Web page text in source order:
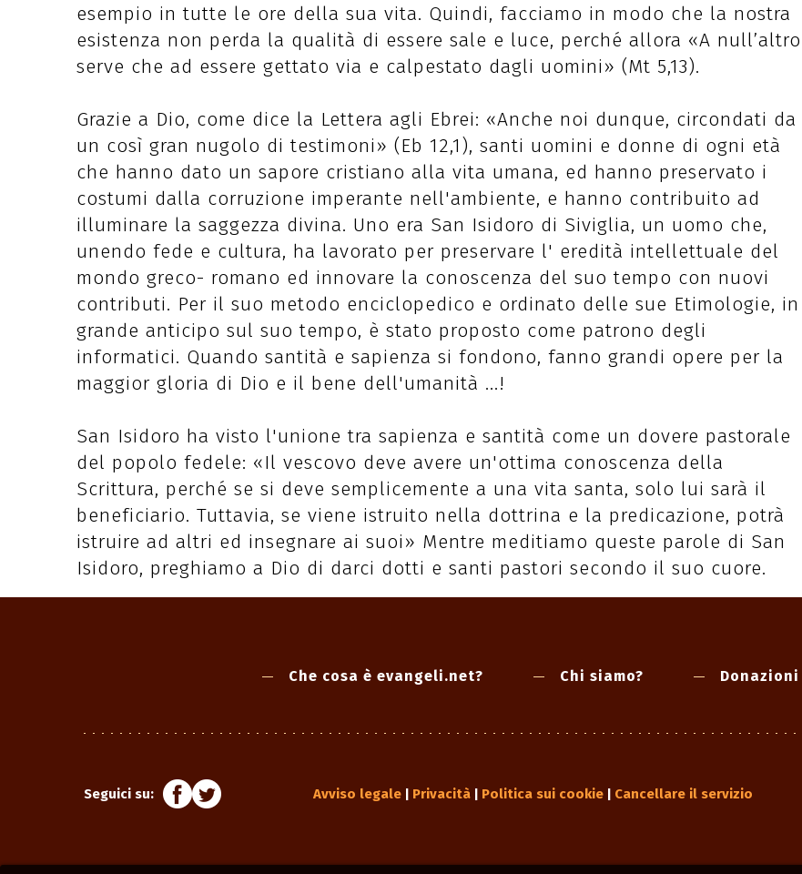
esempio in tutte le ore della sua vita. Quindi, facciamo in modo che la nostra
esistenza non perda la qualità di essere sale e luce, perché allora «A null’altro
serve che ad essere gettato via e calpestato dagli uomini» (Mt 5,13).
Grazie a Dio, come dice la Lettera agli Ebrei: «Anche noi dunque, circondati da
un così gran nugolo di testimoni» (Eb 12,1), santi uomini e donne di ogni età
che hanno dato un sapore cristiano alla vita umana, ed hanno preservato i
costumi dalla corruzione imperante nell'ambiente, e hanno contribuito ad
illuminare la saggezza divina. Uno era San Isidoro di Siviglia, un uomo che,
unendo fede e cultura, ha lavorato per preservare l' eredità intellettuale del
mondo greco- romano ed innovare la conoscenza del suo tempo con nuovi
contributi. Per il suo metodo enciclopedico e ordinato delle sue Etimologie, in
grande anticipo sul suo tempo, è stato proposto come patrono degli
informatici. Quando santità e sapienza si fondono, fanno grandi opere per la
maggior gloria di Dio e il bene dell'umanità ...!
San Isidoro ha visto l'unione tra sapienza e santità come un dovere pastorale
del popolo fedele: «Il vescovo deve avere un'ottima conoscenza della
Scrittura, perché se si deve semplicemente a una vita santa, solo lui sarà il
beneficiario. Tuttavia, se viene istruito nella dottrina e la predicazione, potrà
istruire ad altri ed insegnare ai suoi» Mentre meditiamo queste parole di San
Isidoro, preghiamo a Dio di darci dotti e santi pastori secondo il suo cuore.
Che cosa è evangeli.net? Chi siamo? Donazioni
Seguici su: Avviso legale Privacità Politica sui cookie Cancellare il servizio